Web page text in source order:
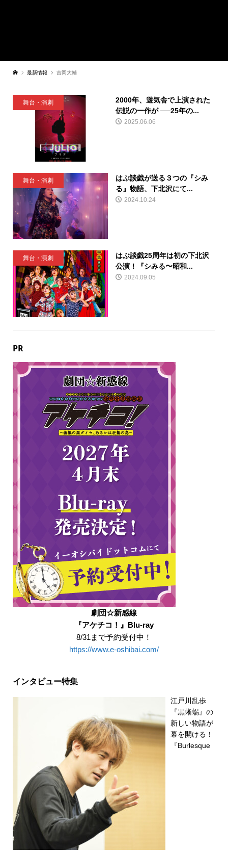
最新情報 吉岡大輔
舞台・演劇
2000年、遊気舎で上演された
伝説の一作が ──25年の...
2025.06.06
舞台・演劇
はぶ談戯が送る３つの『シみ
る』物語、下北沢にて...
2024.10.24
舞台・演劇
はぶ談戯25周年は初の下北沢
公演！『シみる〜昭和...
2024.09.05
PR
劇団☆新感線
『アケチコ！』Blu-ray
8/31まで予約受付中！
https://www.e-oshibai.com/
インタビュー特集
江戸川乱歩
『黒蜥蜴』の
新しい物語が
幕を開ける！
『Burlesque